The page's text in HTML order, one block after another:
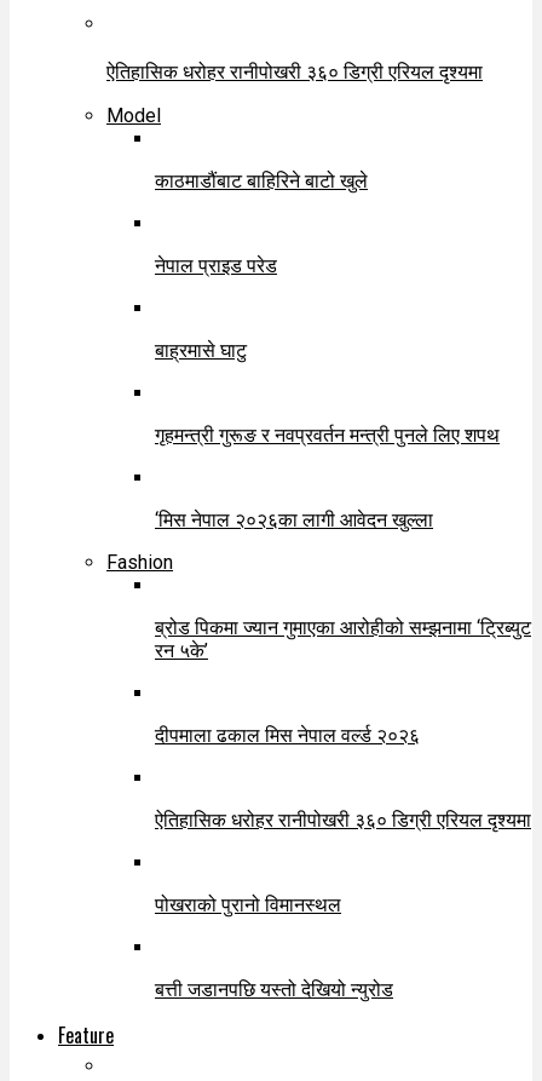
ऐतिहासिक धरोहर रानीपोखरी ३६० डिग्री एरियल दृश्यमा
Model
काठमाडौंबाट बाहिरिने बाटो खुले
नेपाल प्राइड परेड
बाह्रमासे घाटु
गृहमन्त्री गुरूङ र नवप्रवर्तन मन्त्री पुनले लिए शपथ
‘मिस नेपाल २०२६का लागी आवेदन खुल्ला
Fashion
ब्रोड पिकमा ज्यान गुमाएका आरोहीको सम्झनामा ‘ट्रिब्युट
रन ५के’
दीपमाला ढकाल मिस नेपाल वर्ल्ड २०२६
ऐतिहासिक धरोहर रानीपोखरी ३६० डिग्री एरियल दृश्यमा
पोखराको पुरानो विमानस्थल
बत्ती जडानपछि यस्तो देखियो न्युरोड
Feature